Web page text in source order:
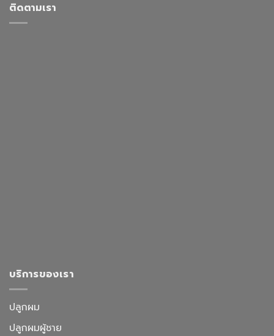
ติดตามเรา
บริการของเรา
ปลูกผม
ปลูกผมผู้ชาย